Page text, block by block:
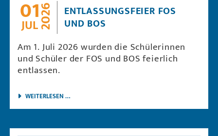
01
JUL2026 ENTLASSUNGSFEIER FOS
UND BOS
Am 1. Juli 2026 wurden die Schülerinnen
und Schüler der FOS und BOS feierlich
entlassen.
WEITERLESEN …